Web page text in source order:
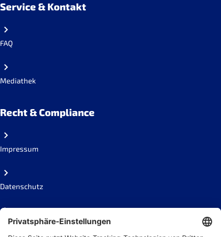
Service & Kontakt
FAQ
Mediathek
Recht & Compliance
Impressum
Datenschutz
Code of conduct